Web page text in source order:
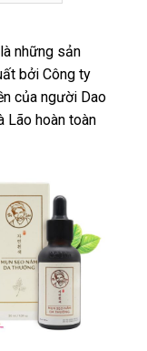
những sản
bởi Công ty
của người Dao
Lão hoàn toàn